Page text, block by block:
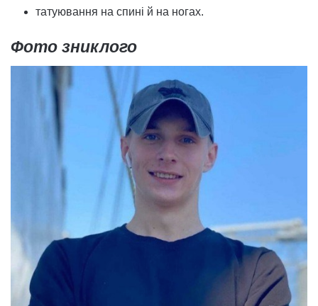
татуювання на спині й на ногах.
Фото зниклого